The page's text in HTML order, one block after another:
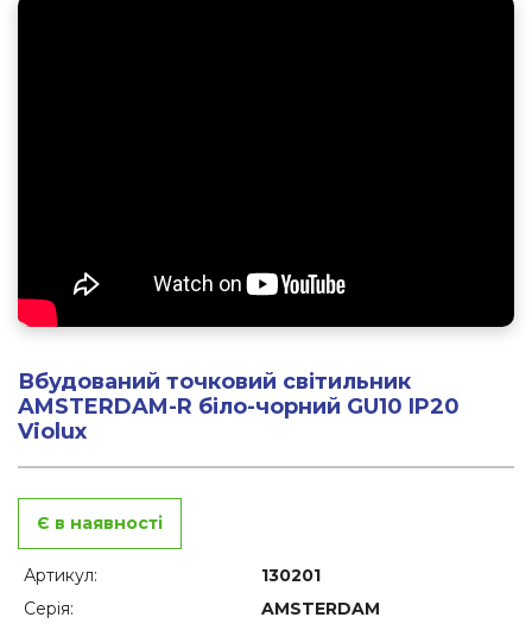
Вбудований точковий світильник
AMSTERDAM-R біло-чорний GU10 IP20
Violux
Є в наявності
Артикул:
130201
Серія:
AMSTERDAM